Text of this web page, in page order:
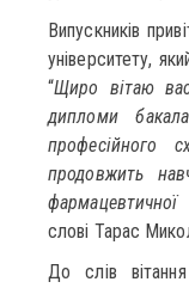
Випускників
університету,
“Щиро вітаю
дипломи
професійного
продовжить
фармацевтичної
слові Тарас
До слів